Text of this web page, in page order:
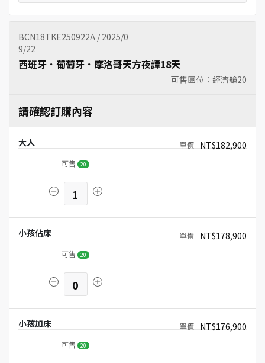
BCN18TKE250922A / 2025/0
9/22
可售團位：經濟艙20
西班牙．葡萄牙．摩洛哥天方夜譚18天
請確認訂購內容
大人 NT$182,900
可售 20
1
小孩佔床 NT$178,900
可售 20
0
小孩加床 NT$176,900
可售 20